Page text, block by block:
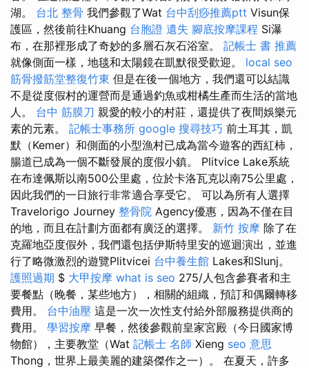
湖。 台北 整骨 我們參觀了Wat 台中刮痧推薦ptt Visun保
護區，然後前往Khuang 台胞證 遺失 腳底按摩課程 Si瀑
布，在那裡形成了奇妙的多層石灰石浴室。 記帳士 書 推薦
就像側面一樣，地毯和太陽鏡在凱默很受歡迎。 local seo
筋骨撥筋堂整復竹東 但是在後一個地方，我們還可以結識
不是從度假村的運營而是通過釣魚或柑橘生產而生活的當地
人。 台中 筋膜刀 親愛的較小的村莊，還提供了夜間娛樂元
素的元素。 記帳士事務所 google 搜尋技巧 前土耳其，凱
默（Kemer）和側面的小型漁村已成為當今遊客的西紅柿，
腸道已成為一個不斷發展的度假小鎮。 Plitvice Lake系統
在布達佩斯以南500公里處，位於卡洛瓦克以南75公里處，
因此我們的一日旅行非常適合享受它。 可以為所有人選擇
Travelorigo Journey 整骨院 Agency優惠，因為不僅在目
的地，而且在計劃方面都有廣泛的選擇。 新竹 按摩 除了在
克羅地亞度假外，我們還包括伊斯特里安的巡迴演出，並進
行了略微激烈的遊覽Plitvicei 台中養生館 Lakes和Slunj。
護照過期 $ 大甲按摩 what is seo 275/人包含參賽者和主
要餐點（晚餐，某些地方），相關的組織，預訂和偶爾轉移
費用。 台中油壓 這是一次一次性支付給外部服務提供商的
費用。 學習按摩 早餐，然後參觀前皇家宮殿（今日國家博
物館），主要教堂（Wat 記帳士 名師 Xieng seo 意思
Thong，世界上最美麗的建築傑作之一）。 在夏天，許多